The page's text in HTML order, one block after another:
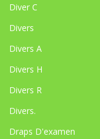
Diver C
Divers
Divers A
Divers H
Divers R
Divers.
Draps D'examen